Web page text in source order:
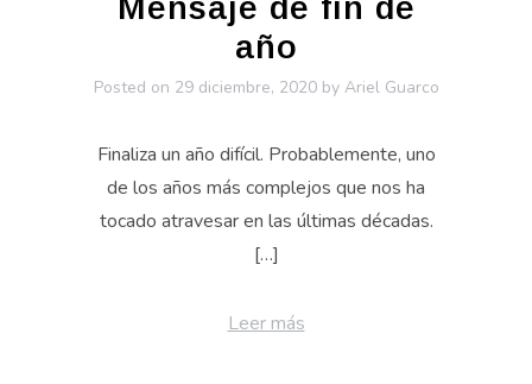
año
Posted on 29 diciembre, 2020by Ariel Guarco
Finaliza un año difícil. Probablemente, uno
de los años más complejos que nos ha
tocado atravesar en las últimas décadas.
[…]
Leer más